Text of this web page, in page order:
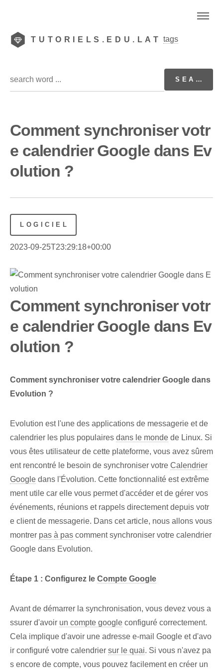
TUTORIELS.EDU.LAT tags
Comment synchroniser votr
e calendrier Google dans Ev
olution ?
LOGICIEL
2023-09-25T23:29:18+00:00
Comment synchroniser votr
e calendrier Google dans Ev
olution ?
Comment synchroniser votre calendrier Google dans
Evolution ?
Evolution est l'une des applications de messagerie et de
calendrier les plus populaires dans le monde de Linux. Si
vous êtes utilisateur de cette plateforme, vous avez sûrem
ent rencontré le besoin de synchroniser votre Calendrier
Google dans l'Évolution. Cette fonctionnalité est extrême
ment utile car elle vous permet d'accéder et de gérer vos
événements, réunions et rappels directement depuis votr
e client de messagerie. Dans cet article, nous allons vous
montrer pas à pas comment synchroniser votre calendrier
Google dans Evolution.
Étape 1 : Configurez le‌ Compte Google
Avant de démarrer la synchronisation, vous devez vous a
ssurer d'avoir un compte google configuré correctement.⁤
Cela implique d'avoir une adresse e-mail Google et d'avo
ir configuré votre calendrier sur le quai. Si vous n'avez pa
s encore de compte, vous pouvez facilement en créer un